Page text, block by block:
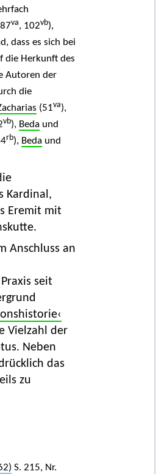
va, 102vb),
dass es sich bei
die Herkunft des
Autoren der
die
(51va),
vb), Bedaund
rb), Bedaund
Kardinal,
Eremit mit
Anschluss an
seit
Vielzahl der
Neben
das
zu
S. 215, Nr.